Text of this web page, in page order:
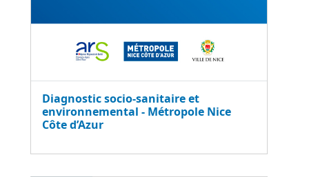
Diagnostic socio-sanitaire et
environnemental - Métropole Nice
Côte d’Azur